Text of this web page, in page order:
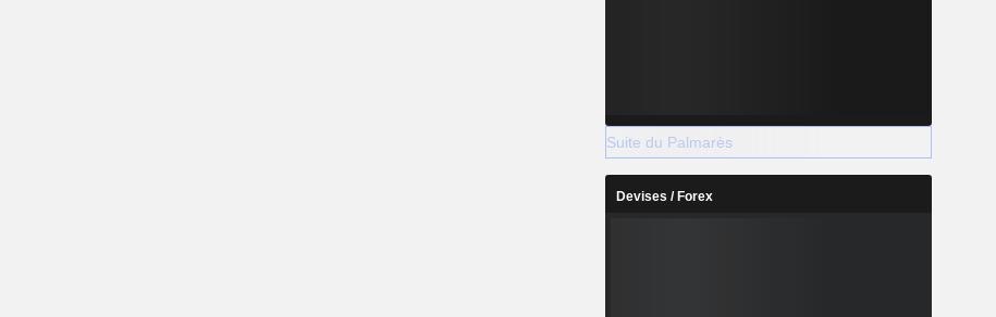
Suite du Palmarès
Devises / Forex